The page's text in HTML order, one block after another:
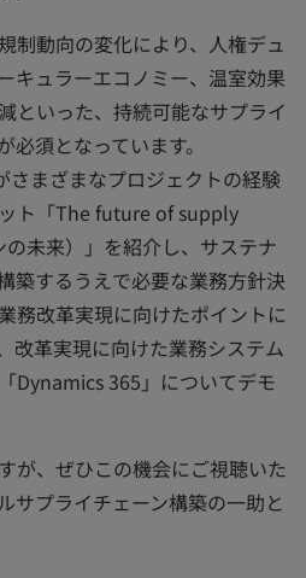
制動向の変化により、人権デュ
キュラーエコノミー、温室効果
といった、持続可能なサプライ
須となっています。
さまざまなプロジェクトの経験
ト「The future of supply
未来）」を紹介し、サステナ
築するうえで必要な業務方針決
務改革実現に向けたポイントに
改革実現に向けた業務システム
Dynamics 365」についてデモ
が、ぜひこの機会にご視聴いた
サプライチェーン構築の一助と